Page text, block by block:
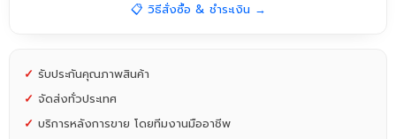
📋 วิธีสั่งซื้อ & ชำระเงิน →
✓ รับประกันคุณภาพสินค้า
✓ จัดส่งทั่วประเทศ
✓ บริการหลังการขาย โดยทีมงานมืออาชีพ